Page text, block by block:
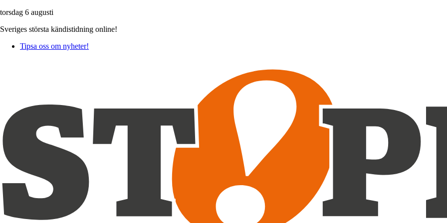
torsdag 6 augusti
Sveriges största kändistidning online!
Tipsa oss om nyheter!